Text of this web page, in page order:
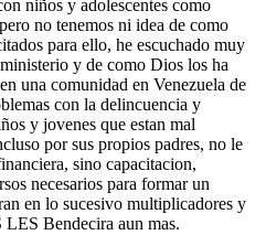
niños y adolescentes como
no tenemos ni idea de como
para ello, he escuchado muy
y de como Dios los ha
una comunidad en Venezuela de
con la delincuencia y
y jovenes que estan mal
por sus propios padres, no le
sino capacitacion,
necesarios para formar un
en lo sucesivo multiplicadores y
Bendecira aun mas.